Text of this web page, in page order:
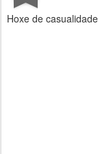
Hoxe de